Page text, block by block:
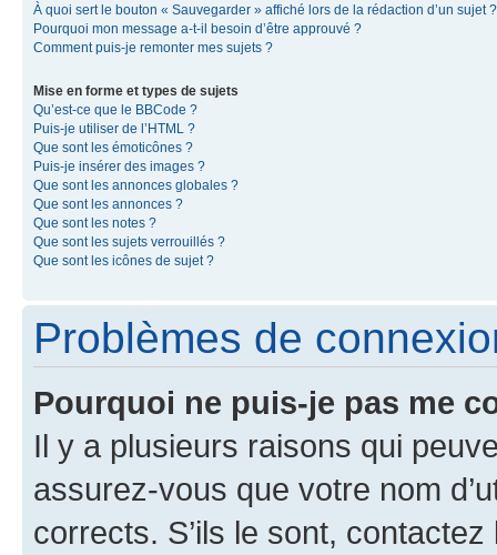
À quoi sert le bouton « Sauvegarder » affiché lors de la rédaction d’un sujet ?
Pourquoi mon message a-t-il besoin d’être approuvé ?
Comment puis-je remonter mes sujets ?
Mise en forme et types de sujets
Qu’est-ce que le BBCode ?
Puis-je utiliser de l’HTML ?
Que sont les émoticônes ?
Puis-je insérer des images ?
Que sont les annonces globales ?
Que sont les annonces ?
Que sont les notes ?
Que sont les sujets verrouillés ?
Que sont les icônes de sujet ?
Problèmes de
Pourquoi ne puis-je pas me
Il y a plusieurs raisons qui
assurez-vous que votre nom
corrects. S’ils le sont,